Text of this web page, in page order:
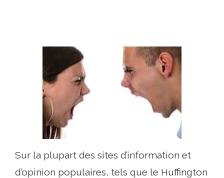
Sur la plupart des sites d’information et
d’opinion populaires, tels que le Huffington